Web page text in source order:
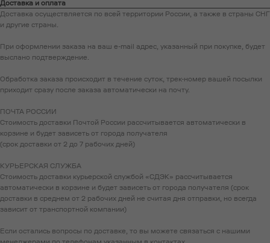
Доставка и оплата
Доставка осуществляется по всей территории России, а также в страны СНГ
и другие страны.
При оформлении заказа на ваш e-mail адрес, указанный при покупке, будет
выслано подтверждение.
Обработка заказа происходит в течение суток, трек-номер вашей посылки
приходит сразу после заказа автоматически на почту.
ПОЧТА РОССИИ
Стоимость доставки Почтой России рассчитывается автоматически в
корзине и будет зависеть от города получателя
(срок доставки от 2 до 7 рабочих дней)
КУРЬЕРСКАЯ СЛУЖБА
Стоимость доставки курьерской службой «СДЭК» рассчитывается
автоматически в корзине и будет зависеть от города получателя (срок
доставки в среднем от 2 рабочих дней не считая дня отправки, но всегда
зависит от транспортной компании)
Если остались вопросы по доставке, то вы можете связаться с нашими